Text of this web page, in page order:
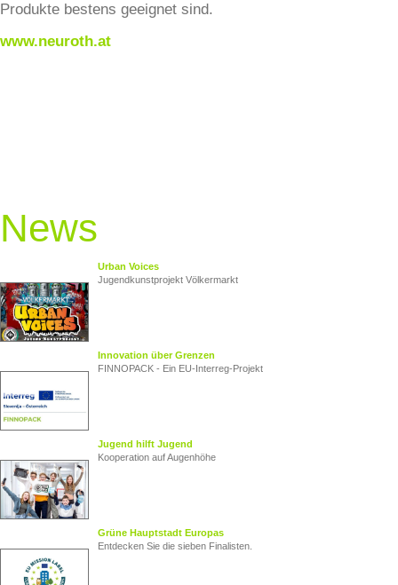
Produkte bestens geeignet sind.
www.neuroth.at
News
Urban Voices
Jugendkunstprojekt Völkermarkt
Innovation über Grenzen
FINNOPACK - Ein EU‑Interreg‑Projekt
Jugend hilft Jugend
Kooperation auf Augenhöhe
Grüne Hauptstadt Europas
Entdecken Sie die sieben Finalisten.